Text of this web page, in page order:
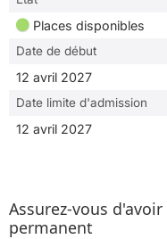
Places disponibles
Date de début
12 avril 2027
Date limite d'admission
12 avril 2027
Assurez-vous
permanent